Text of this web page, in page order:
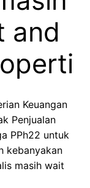
and
Keuangan
Penjualan
PPh22 untuk
kebanyakan
masih wait